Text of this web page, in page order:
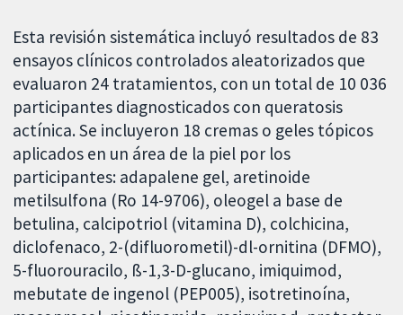
Esta revisión sistemática incluyó resultados de 83
ensayos clínicos controlados aleatorizados que
evaluaron 24 tratamientos, con un total de 10 036
participantes diagnosticados con queratosis
actínica. Se incluyeron 18 cremas o geles tópicos
aplicados en un área de la piel por los
participantes: adapalene gel, aretinoide
metilsulfona (Ro 14-9706), oleogel a base de
betulina, calcipotriol (vitamina D), colchicina,
diclofenaco, 2-(difluorometil)-dl-ornitina (DFMO),
5-fluorouracilo, ß-1,3-D-glucano, imiquimod,
mebutate de ingenol (PEP005), isotretinoína,